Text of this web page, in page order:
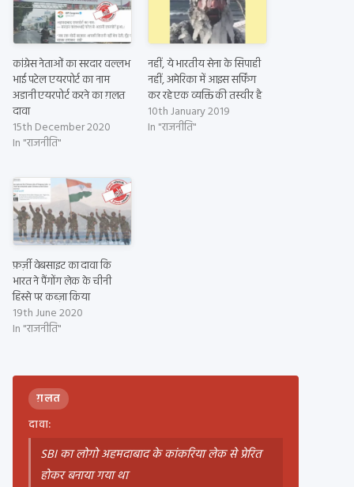
कांग्रेस नेताओं का सरदार वल्लभ
भाई पटेल एयरपोर्ट का नाम
अडानी एयरपोर्ट करने का ग़लत
दावा
15th December 2020
In "राजनीति"
नहीं, ये भारतीय सेना के सिपाही
नहीं, अमेरिका में आइस सर्फिंग
कर रहे एक व्यक्ति की तस्वीर है
10th January 2019
In "राजनीति"
फ़र्ज़ी वेबसाइट का दावा कि
भारत ने पैंगोंग लेक के चीनी
हिस्से पर कब्ज़ा किया
19th June 2020
In "राजनीति"
ग़लत
दावा:
SBI का लोगो अहमदाबाद के कांकरिया लेक से प्रेरित
होकर बनाया गया था